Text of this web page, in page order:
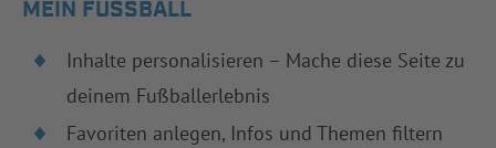
MEIN FUSSBALL
Inhalte personalisieren – Mache diese Seite zu
deinem Fußballerlebnis
Favoriten anlegen, Infos und Themen filtern